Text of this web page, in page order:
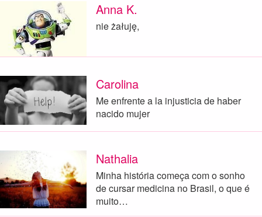
Anna K.
nie żałuję,
Carolina
Me enfrente a la injusticia de haber
nacido mujer
Nathalia
Minha história começa com o sonho
de cursar medicina no Brasil, o que é
muito…